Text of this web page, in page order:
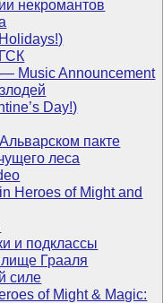
некромантов
Music Announcement
Day!)
пакте
леса
Heroes of Might and
и подклассы
Грааля
силе
of Might & Magic: